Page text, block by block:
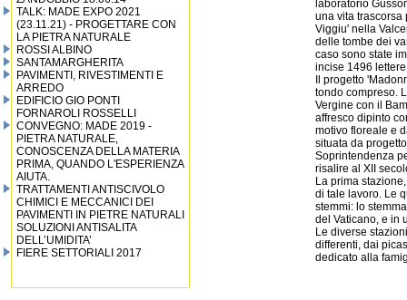
TALK: MADE EXPO 2021
(23.11.21) - PROGETTARE CON
LA PIETRA NATURALE
ROSSI ALBINO
SANTAMARGHERITA
PAVIMENTI, RIVESTIMENTI E
ARREDO
EDIFICIO GIO PONTI
FORNAROLI ROSSELLI
CONVEGNO: MADE 2019 -
PIETRA NATURALE,
CONOSCENZA DELLA MATERIA
PRIMA, QUANDO L'ESPERIENZA
AIUTA.
TRATTAMENTI ANTISCIVOLO
CHIMICI E MECCANICI DEI
PAVIMENTI IN PIETRE NATURALI
SOLUZIONI ANTISALITA
DELL’UMIDITA’
FIERE SETTORIALI 2017
laboratorio
una vita
Viggiu' nella
delle tombe dei
caso sono state
incise 1496
Il progetto
tondo compreso.
Vergine con il
affresco dipinto
motivo floreale e
situata da
Soprintendenza
risalire al XII
La prima
di tale lavoro. Le
stemmi: lo
del Vaticano, e in
Le diverse
differenti, dai
dedicato alla